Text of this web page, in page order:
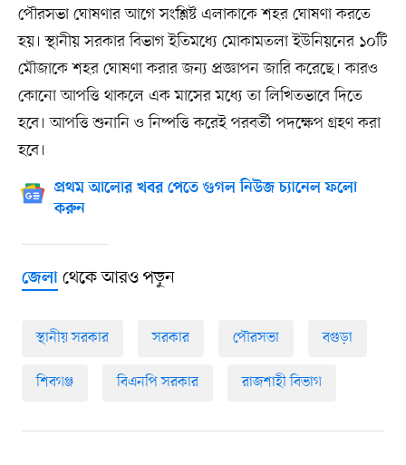
পৌরসভা ঘোষণার আগে সংশ্লিষ্ট এলাকাকে শহর ঘোষণা করতে
হয়। স্থানীয় সরকার বিভাগ ইতিমধ্যে মোকামতলা ইউনিয়নের ১০টি
মৌজাকে শহর ঘোষণা করার জন্য প্রজ্ঞাপন জারি করেছে। কারও
কোনো আপত্তি থাকলে এক মাসের মধ্যে তা লিখিতভাবে দিতে
হবে। আপত্তি শুনানি ও নিষ্পত্তি করেই পরবর্তী পদক্ষেপ গ্রহণ করা
হবে।
প্রথম আলোর খবর পেতে গুগল নিউজ চ্যানেল ফলো
করুন
জেলাথেকে আরও পড়ুন
স্থানীয় সরকার সরকার পৌরসভা বগুড়া
শিবগঞ্জ বিএনপি সরকার রাজশাহী বিভাগ